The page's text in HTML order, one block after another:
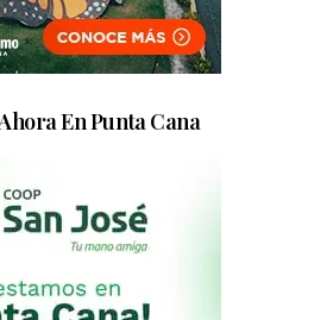
En Punta Cana